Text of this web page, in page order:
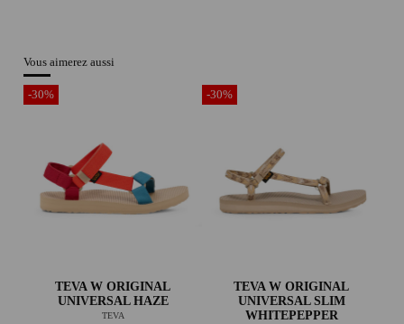
Vous aimerez aussi
-30%
TEVA W ORIGINAL
UNIVERSAL HAZE
TEVA
-30%
TEVA W ORIGINAL
UNIVERSAL SLIM
WHITEPEPPER